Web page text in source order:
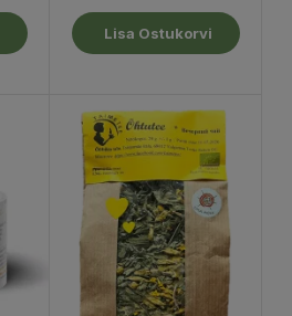
Lisa Ostukorvi